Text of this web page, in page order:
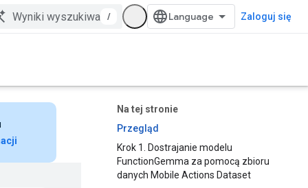
/ Zaloguj się
Na tej stronie
Przegląd
Krok 1. Dostrajanie modelu
FunctionGemma za pomocą zbioru
danych Mobile Actions Dataset